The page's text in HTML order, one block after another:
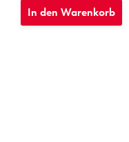
In den Warenkorb